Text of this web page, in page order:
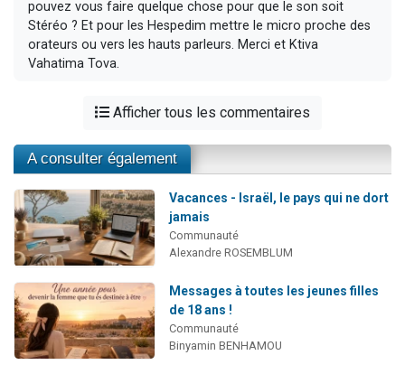
pouvez vous faire quelque chose pour que le son soit
Stéréo ? Et pour les Hespedim mettre le micro proche des
orateurs ou vers les hauts parleurs. Merci et Ktiva
Vahatima Tova.
Afficher tous les commentaires
A consulter également
Vacances - Israël, le pays qui ne dort
jamais
Communauté
Alexandre ROSEMBLUM
Messages à toutes les jeunes filles
de 18 ans !
Communauté
Binyamin BENHAMOU